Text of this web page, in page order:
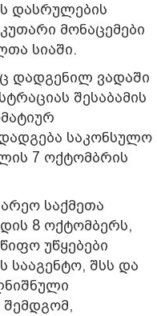
დასრულების
მონაცემები
სიაში.
დადგენილ ვადაში
შესაბამის
საკონსულო
7 ოქტომბრის
საქმეთა
8 ოქტომბერს,
უწყებები
სააგენტო, შსს და
შემდგომ,